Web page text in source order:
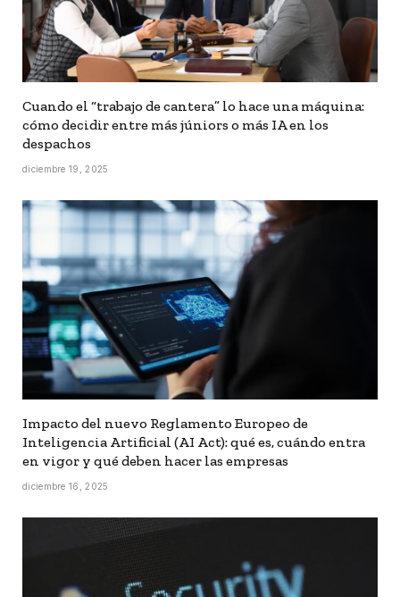
Cuando el “trabajo de cantera” lo hace una máquina:
cómo decidir entre más júniors o más IA en los
despachos
diciembre 19, 2025
Impacto del nuevo Reglamento Europeo de
Inteligencia Artificial (AI Act): qué es, cuándo entra
en vigor y qué deben hacer las empresas
diciembre 16, 2025